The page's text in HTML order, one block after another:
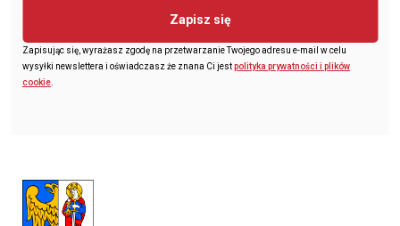
Zapisz się
Zapisując się, wyrażasz zgodę na przetwarzanie Twojego adresu e-mail w celu
wysyłki newslettera i oświadczasz że znana Ci jestpolityka prywatności i plików
cookie